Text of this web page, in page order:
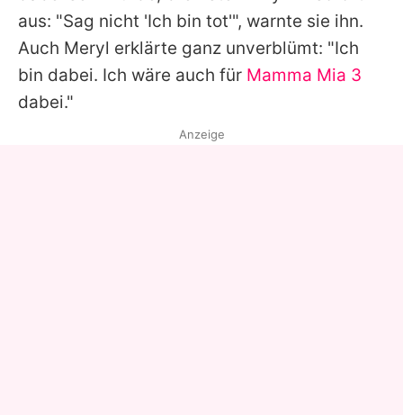
aus: "Sag nicht 'Ich bin tot'", warnte sie ihn.
Auch Meryl erklärte ganz unverblümt: "Ich
bin dabei. Ich wäre auch für Mamma Mia 3
dabei."
Anzeige